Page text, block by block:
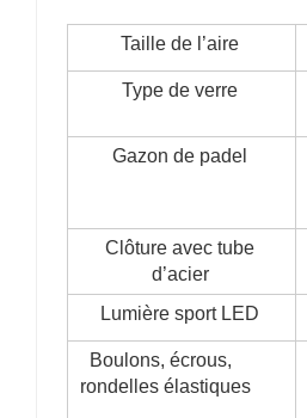
Taille de l’aire
Type de verre
Gazon de padel
Clôture avec tube
d’acier
Lumière sport LED
Boulons, écrous,
rondelles élastiques